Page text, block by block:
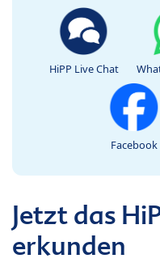
HiPP Live Chat
Facebook
Jetzt das
erkunden